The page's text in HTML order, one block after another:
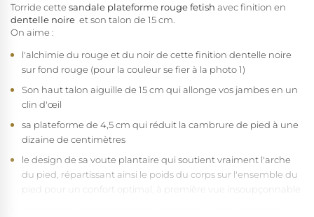
Torride cette sandale plateforme rouge fetish avec finition en
dentelle noire et son talon de 15 cm.
On aime :
l'alchimie du rouge et du noir de cette finition dentelle noire
sur fond rouge (pour la couleur se fier à la photo 1)
Son haut talon aiguille de 15 cm qui allonge vos jambes en un
clin d'œil
sa plateforme de 4,5 cm qui réduit la cambrure de pied à une
dizaine de centimètres
le design de sa voute plantaire qui soutient vraiment l'arche
du pied, répartissant ainsi le poids du corps sur l'ensemble du
pied pour un confort optimal, à première vue insoupçonnable